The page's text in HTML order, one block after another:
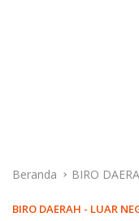
Beranda BIRO
BIRO DAERAH - LUAR